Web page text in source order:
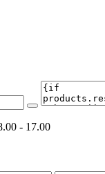
- 17.00